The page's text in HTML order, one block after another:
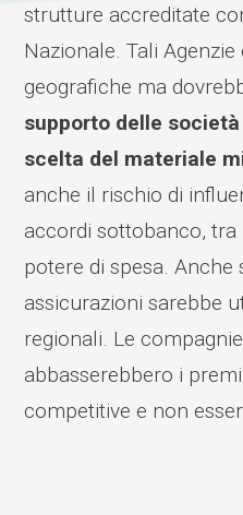
strutture accreditate
Nazionale. Tali
geografiche ma
supporto delle
scelta del materiale
anche il rischio di
accordi sottobanco,
potere di spesa. Anche
assicurazioni sarebbe
regionali. Le
abbasserebbero i
competitive e non